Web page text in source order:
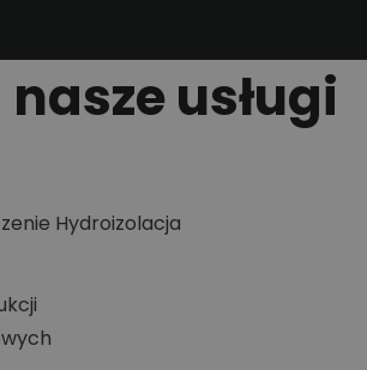
usługi
Hydroizolacja